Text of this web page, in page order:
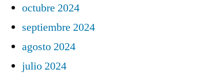
octubre 2024
septiembre 2024
agosto 2024
julio 2024